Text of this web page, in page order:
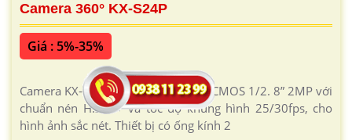
Camera 360° KX-S24P
Giá : 5%-35%
Camera KX-S24P trang bị cảm biến CMOS 1/2. 8” 2MP với
chuẩn nén H.265+ và tốc độ khung hình 25/30fps, cho
hình ảnh sắc nét. Thiết bị có ống kính 2